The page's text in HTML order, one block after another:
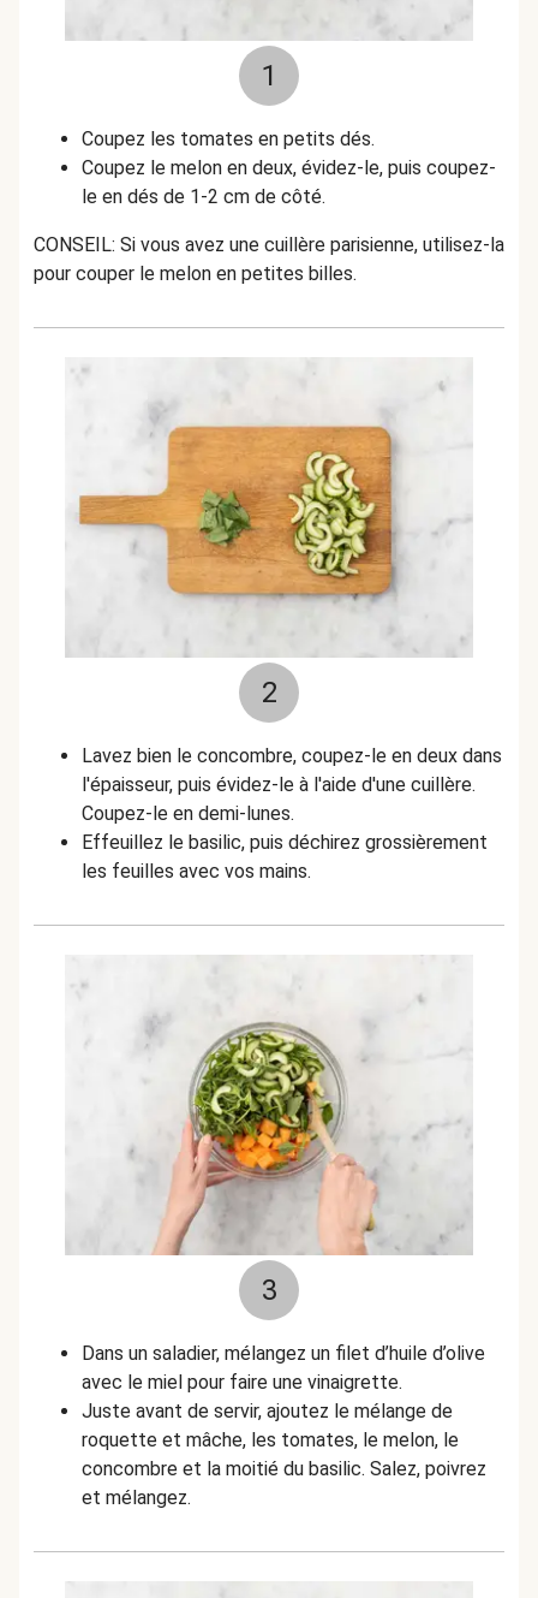
1
Coupez les tomates en petits dés.
Coupez le melon en deux, évidez-le, puis coupez-
le en dés de 1-2 cm de côté.
CONSEIL: Si vous avez une cuillère parisienne, utilisez-la
pour couper le melon en petites billes.
2
Lavez bien le concombre, coupez-le en deux dans
l'épaisseur, puis évidez-le à l'aide d'une cuillère.
Coupez-le en demi-lunes.
Effeuillez le basilic, puis déchirez grossièrement
les feuilles avec vos mains.
3
Dans un saladier, mélangez un filet d’huile d’olive
avec le miel pour faire une vinaigrette.
Juste avant de servir, ajoutez le mélange de
roquette et mâche, les tomates, le melon, le
concombre et la moitié du basilic. Salez, poivrez
et mélangez.